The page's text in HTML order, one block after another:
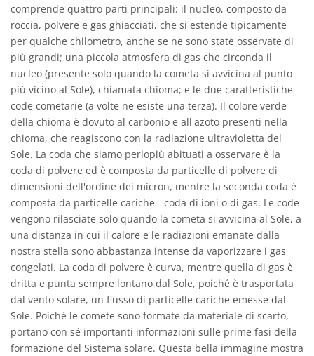
comprende quattro parti principali: il nucleo, composto da
roccia, polvere e gas ghiacciati, che si estende tipicamente
per qualche chilometro, anche se ne sono state osservate di
più grandi; una piccola atmosfera di gas che circonda il
nucleo (presente solo quando la cometa si avvicina al punto
più vicino al Sole), chiamata chioma; e le due caratteristiche
code cometarie (a volte ne esiste una terza). Il colore verde
della chioma è dovuto al carbonio e all'azoto presenti nella
chioma, che reagiscono con la radiazione ultravioletta del
Sole. La coda che siamo perlopiù abituati a osservare è la
coda di polvere ed è composta da particelle di polvere di
dimensioni dell'ordine dei micron, mentre la seconda coda è
composta da particelle cariche - coda di ioni o di gas. Le code
vengono rilasciate solo quando la cometa si avvicina al Sole, a
una distanza in cui il calore e le radiazioni emanate dalla
nostra stella sono abbastanza intense da vaporizzare i gas
congelati. La coda di polvere è curva, mentre quella di gas è
dritta e punta sempre lontano dal Sole, poiché è trasportata
dal vento solare, un flusso di particelle cariche emesse dal
Sole. Poiché le comete sono formate da materiale di scarto,
portano con sé importanti informazioni sulle prime fasi della
formazione del Sistema solare. Questa bella immagine mostra